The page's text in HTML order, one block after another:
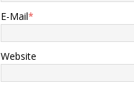
E-Mail*
Website